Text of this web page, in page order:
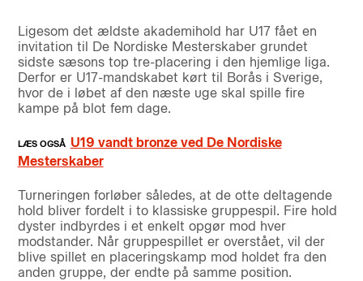
Ligesom det ældste akademihold har U17 fået en
invitation til De Nordiske Mesterskaber grundet
sidste sæsons top tre-placering i den hjemlige liga.
Derfor er U17-mandskabet kørt til Borås i Sverige,
hvor de i løbet af den næste uge skal spille fire
kampe på blot fem dage.
U19 vandt bronze ved De Nordiske
Mesterskaber
Turneringen forløber således, at de otte deltagende
hold bliver fordelt i to klassiske gruppespil. Fire hold
dyster indbyrdes i et enkelt opgør mod hver
modstander. Når gruppespillet er overstået, vil der
blive spillet en placeringskamp mod holdet fra den
anden gruppe, der endte på samme position.